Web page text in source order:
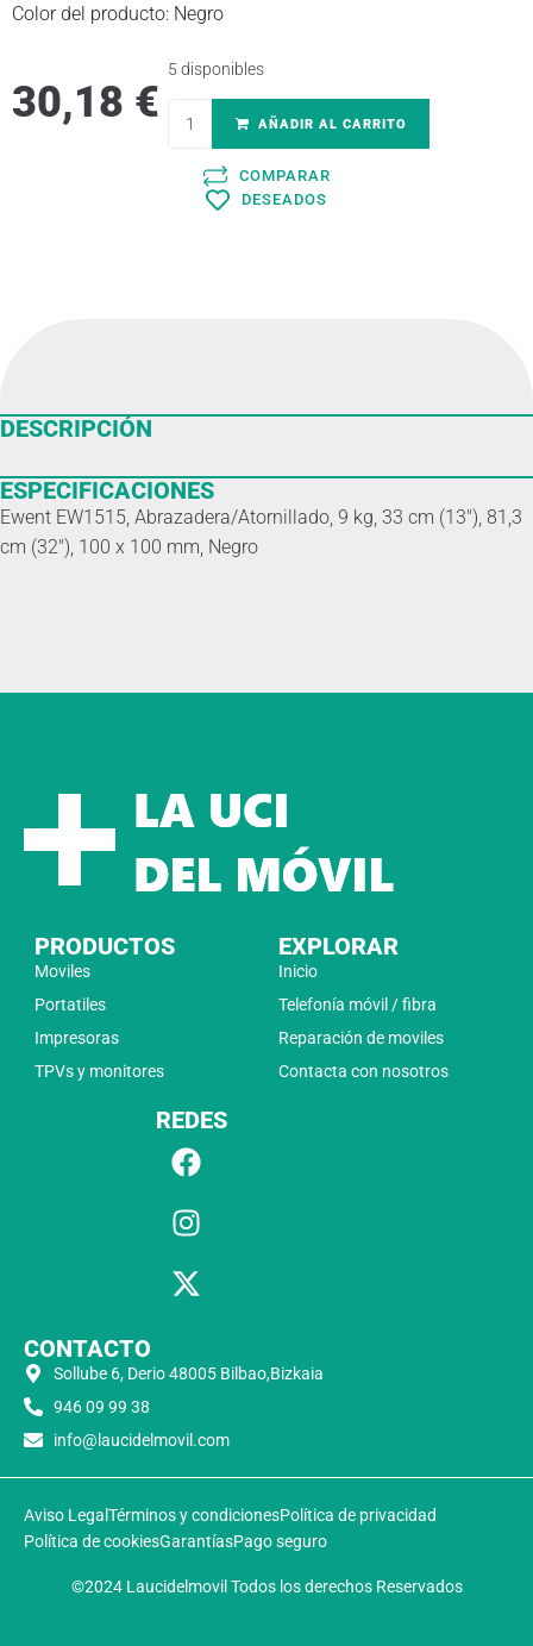
Color del producto: Negro
30,18 €
5 disponibles
AÑADIR AL CARRITO
COMPARAR
DESEADOS
DESCRIPCIÓN
ESPECIFICACIONES
Ewent EW1515, Abrazadera/Atornillado, 9 kg, 33 cm (13″), 81,3
cm (32″), 100 x 100 mm, Negro
PRODUCTOS
Moviles
Portatiles
Impresoras
TPVs y monitores
EXPLORAR
Inicio
Telefonía móvil / fibra
Reparación de moviles
Contacta con nosotros
REDES
CONTACTO
Sollube 6, Derio 48005 Bilbao,Bizkaia
946 09 99 38
info@laucidelmovil.com
Aviso Legal Términos y condicionesPolítica de privacidad
Política de cookiesGarantíasPago seguro
©2024 Laucidelmovil Todos los derechos Reservados